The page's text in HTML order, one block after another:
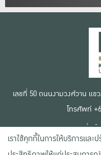
เลขที่ 50 ถนนงามวงศ์วาน แข
โทรศัพท์
เงื่อนไ
ข้อตก
นโยบ
เราใช้คุกกี้ในการให้บริการแล